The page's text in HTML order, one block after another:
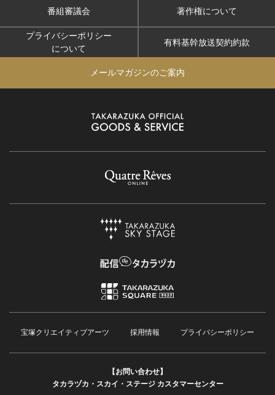
番組審議会 著作権について
プライバシーポリシー
について
有料基幹放送契約約款
メールマガジンのご案内
宝塚クリエイティブアーツ 採用情報 プライバシーポリシー
【お問い合わせ】
タカラヅカ・スカイ・ステージ カスタマーセンター